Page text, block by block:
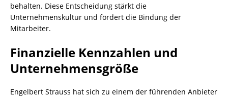
behalten. Diese Entscheidung stärkt die
Unternehmenskultur und fördert die Bindung der
Mitarbeiter.
Finanzielle Kennzahlen und
Unternehmensgröße
Engelbert Strauss hat sich zu einem der führenden Anbieter